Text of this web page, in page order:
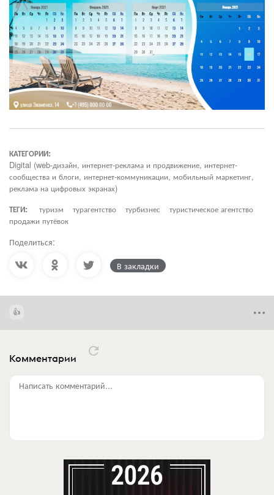
КАТЕГОРИИ:
Digital (web-дизайн, интернет-реклама и продвижение, интернет-
сообщества и блоги, интернет-коммуникации, мобильный маркетинг,
реклама на цифровых экранах)
ТЕГИ:
туризм турагентство турбизнес
туристическое агентство
продажи путёвок
Поделиться:
В закладки
Комментарии
Написать комментарий...